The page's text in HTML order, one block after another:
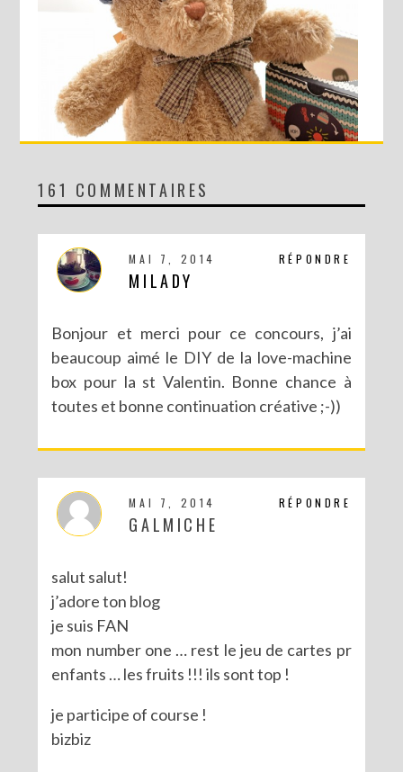
CONCOURS AVEC SERGENT MAJOR
161 COMMENTAIRES
RÉPONDRE
MAI 7, 2014
MILADY
Bonjour et merci pour ce concours, j’ai
beaucoup aimé le DIY de la love-machine
box pour la st Valentin. Bonne chance à
toutes et bonne continuation créative ;-))
RÉPONDRE
MAI 7, 2014
GALMICHE
salut salut!
j’adore ton blog
je suis FAN
mon number one … rest le jeu de cartes pr
enfants … les fruits !!! ils sont top !
je participe of course !
bizbiz